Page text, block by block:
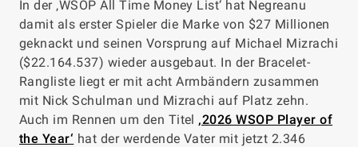
In der ‚WSOP All Time Money List‘ hat Negreanu
damit als erster Spieler die Marke von $27 Millionen
geknackt und seinen Vorsprung auf Michael Mizrachi
($22.164.537) wieder ausgebaut. In der Bracelet-
Rangliste liegt er mit acht Armbändern zusammen
mit Nick Schulman und Mizrachi auf Platz zehn.
Auch im Rennen um den Titel ‚2026 WSOP Player of
the Year‘ hat der werdende Vater mit jetzt 2.346